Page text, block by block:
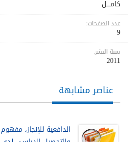
كامــــل
عدد الصفحات:
9
سنة النشر:
2011
عناصر مشابهة
الدافعية للإنجاز،